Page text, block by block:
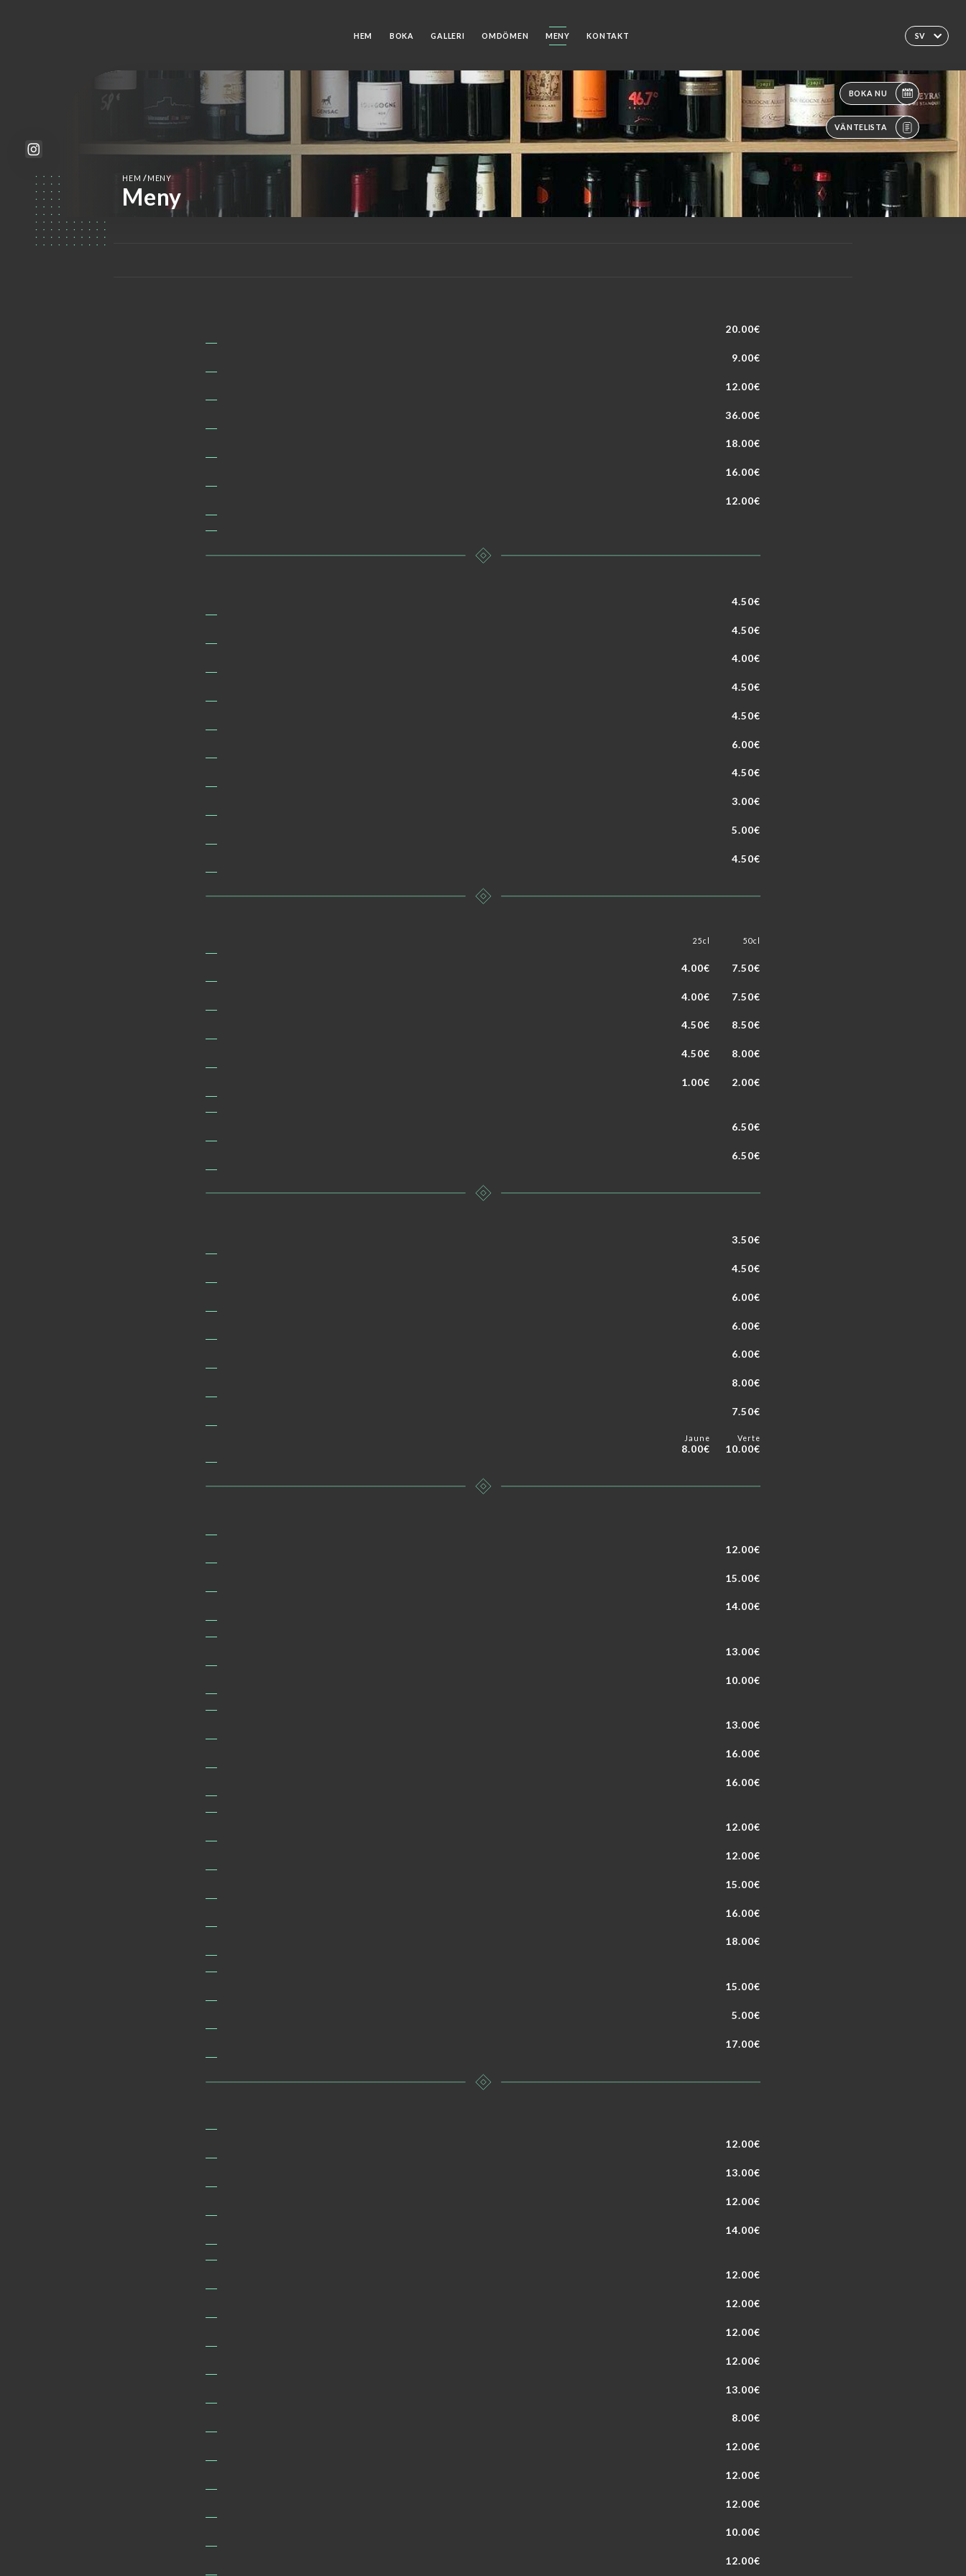
SV
HEM BOKA GALLERI OMDÖMEN MENY KONTAKT
BOKA NU
VÄNTELISTA
HEM/ MENY
Meny
20.00€
9.00€
12.00€
36.00€
18.00€
16.00€
12.00€
4.50€
4.50€
4.00€
4.50€
4.50€
6.00€
4.50€
3.00€
5.00€
4.50€
25cl 50cl
4.00€ 7.50€
4.00€ 7.50€
4.50€ 8.50€
4.50€ 8.00€
1.00€ 2.00€
6.50€
6.50€
3.50€
4.50€
6.00€
6.00€
6.00€
8.00€
7.50€
Jaune
8.00€
Verte
10.00€
12.00€
15.00€
14.00€
13.00€
10.00€
13.00€
16.00€
16.00€
12.00€
12.00€
15.00€
16.00€
18.00€
15.00€
5.00€
17.00€
12.00€
13.00€
12.00€
14.00€
12.00€
12.00€
12.00€
12.00€
13.00€
8.00€
12.00€
12.00€
12.00€
10.00€
12.00€